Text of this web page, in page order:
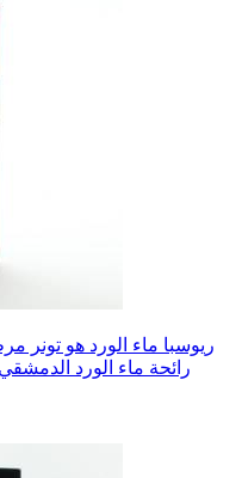
ريوسبا ماء الورد هو
رائحة ماء الورد